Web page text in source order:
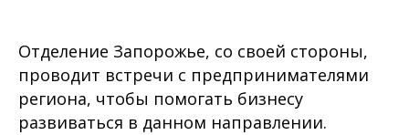
Отделение Запорожье, со своей стороны,
проводит встречи с предпринимателями
региона, чтобы помогать бизнесу
развиваться в данном направлении.